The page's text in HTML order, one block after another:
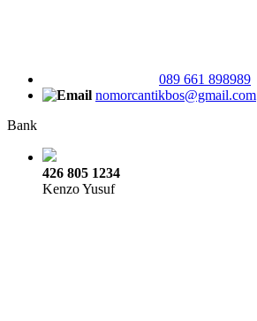
089 661 898989
nomorcantikbos@gmail.com
Bank
426 805 1234
Kenzo Yusuf